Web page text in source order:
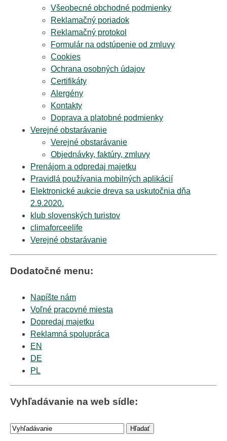
Všeobecné obchodné podmienky
Reklamačný poriadok
Reklamačný protokol
Formulár na odstúpenie od zmluvy
Cookies
Ochrana osobných údajov
Certifikáty
Alergény
Kontakty
Doprava a platobné podmienky
Verejné obstarávanie
Verejné obstarávanie
Objednávky, faktúry, zmluvy
Prenájom a odpredaj majetku
Pravidlá používania mobilných aplikácií
Elektronické aukcie dreva sa uskutočnia dňa
2.9.2020.
klub slovenských turistov
climaforceelife
Verejné obstarávanie
Dodatočné menu:
Napíšte nám
Voľné pracovné miesta
Dopredaj majetku
Reklamná spolupráca
EN
DE
PL
Vyhľadávanie na web sídle: